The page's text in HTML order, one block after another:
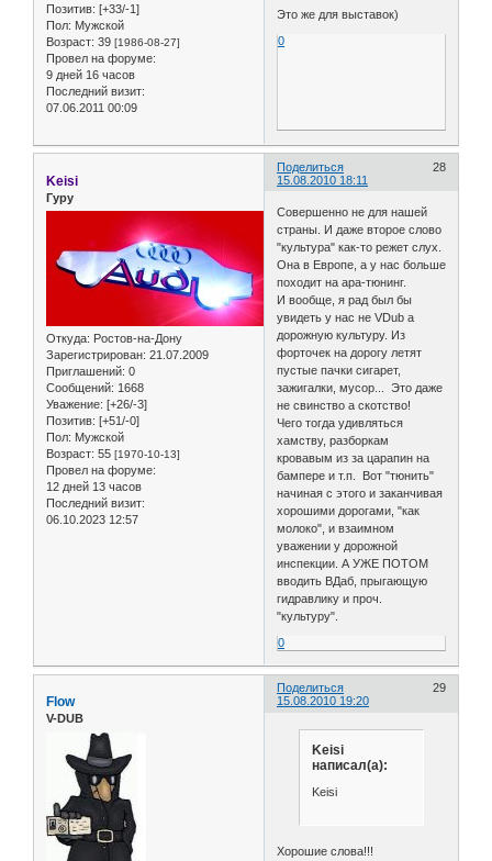
Позитив: [+33/-1]
Пол: Мужской
Возраст: 39 [1986-08-27]
Провел на форуме:
9 дней 16 часов
Последний визит:
07.06.2011 00:09
Это же для выставок)
0
Поделиться
28
15.08.2010 18:11
Keisi
Гуру
Откуда: Ростов-на-Дону
Зарегистрирован: 21.07.2009
Приглашений: 0
Сообщений: 1668
Уважение: [+26/-3]
Позитив: [+51/-0]
Пол: Мужской
Возраст: 55 [1970-10-13]
Провел на форуме:
12 дней 13 часов
Последний визит:
06.10.2023 12:57
Совершенно не для нашей
страны. И даже второе слово
"культура" как-то режет слух.
Она в Европе, а у нас больше
походит на ара-тюнинг.
И вообще, я рад был бы
увидеть у нас не VDub а
дорожную культуру. Из
форточек на дорогу летят
пустые пачки сигарет,
зажигалки, мусор... Это даже
не свинство а скотство!
Чего тогда удивляться
хамству, разборкам
кровавым из за царапин на
бампере и т.п. Вот "тюнить"
начиная с этого и заканчивая
хорошими дорогами, "как
молоко", и взаимном
уважении у дорожной
инспекции. А УЖЕ ПОТОМ
вводить ВДаб, прыгающую
гидравлику и проч.
"культуру".
0
Поделиться
29
15.08.2010 19:20
Flow
V-DUB
Keisi
написал(а):
Keisi
Хорошие слова!!!